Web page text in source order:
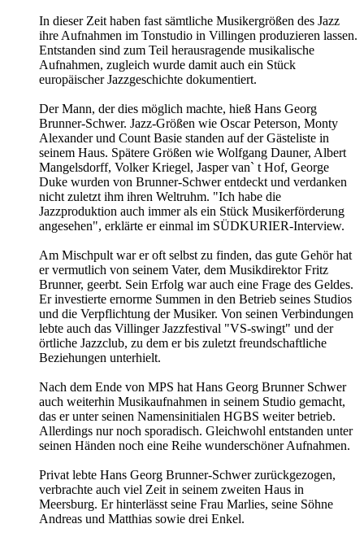
In dieser Zeit haben fast sämtliche Musikergrößen des Jazz
ihre Aufnahmen im Tonstudio in Villingen produzieren lassen.
Entstanden sind zum Teil herausragende musikalische
Aufnahmen, zugleich wurde damit auch ein Stück
europäischer Jazzgeschichte dokumentiert.
Der Mann, der dies möglich machte, hieß Hans Georg
Brunner-Schwer. Jazz-Größen wie Oscar Peterson, Monty
Alexander und Count Basie standen auf der Gästeliste in
seinem Haus. Spätere Größen wie Wolfgang Dauner, Albert
Mangelsdorff, Volker Kriegel, Jasper van` t Hof, George
Duke wurden von Brunner-Schwer entdeckt und verdanken
nicht zuletzt ihm ihren Weltruhm. "Ich habe die
Jazzproduktion auch immer als ein Stück Musikerförderung
angesehen", erklärte er einmal im SÜDKURIER-Interview.
Am Mischpult war er oft selbst zu finden, das gute Gehör hat
er vermutlich von seinem Vater, dem Musikdirektor Fritz
Brunner, geerbt. Sein Erfolg war auch eine Frage des Geldes.
Er investierte ernorme Summen in den Betrieb seines Studios
und die Verpflichtung der Musiker. Von seinen Verbindungen
lebte auch das Villinger Jazzfestival "VS-swingt" und der
örtliche Jazzclub, zu dem er bis zuletzt freundschaftliche
Beziehungen unterhielt.
Nach dem Ende von MPS hat Hans Georg Brunner Schwer
auch weiterhin Musikaufnahmen in seinem Studio gemacht,
das er unter seinen Namensinitialen HGBS weiter betrieb.
Allerdings nur noch sporadisch. Gleichwohl entstanden unter
seinen Händen noch eine Reihe wunderschöner Aufnahmen.
Privat lebte Hans Georg Brunner-Schwer zurückgezogen,
verbrachte auch viel Zeit in seinem zweiten Haus in
Meersburg. Er hinterlässt seine Frau Marlies, seine Söhne
Andreas und Matthias sowie drei Enkel.